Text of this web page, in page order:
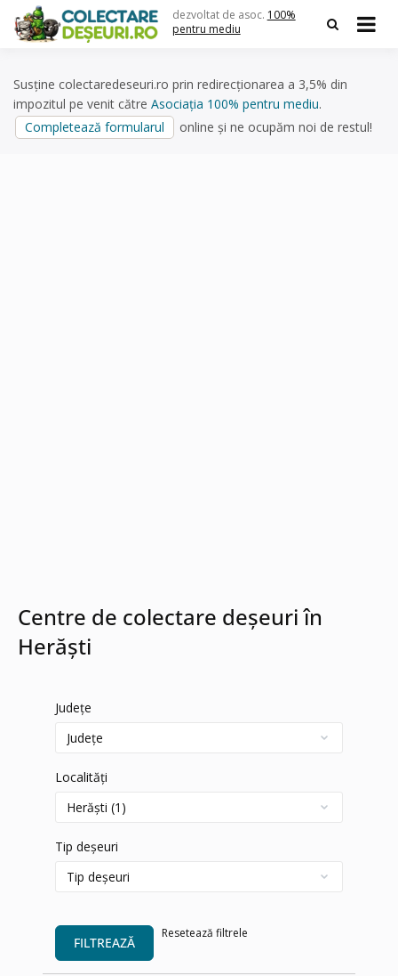
content
dezvoltat de asoc. 100%
pentru mediu
Susține colectaredeseuri.ro prin redirecționarea a 3,5% din
impozitul pe venit către Asociația 100% pentru mediu.
Completează formularul
online și ne ocupăm noi de restul!
Centre de colectare deșeuri în
Herăști
Județe
Localități
Tip deșeuri
FILTREAZĂ
Resetează filtrele